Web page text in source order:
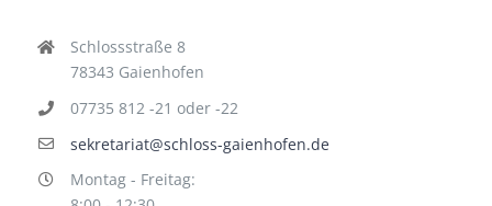
Schlossstraße 8
78343 Gaienhofen
07735 812 -21 oder -22
sekretariat@schloss-gaienhofen.de
Montag - Freitag: